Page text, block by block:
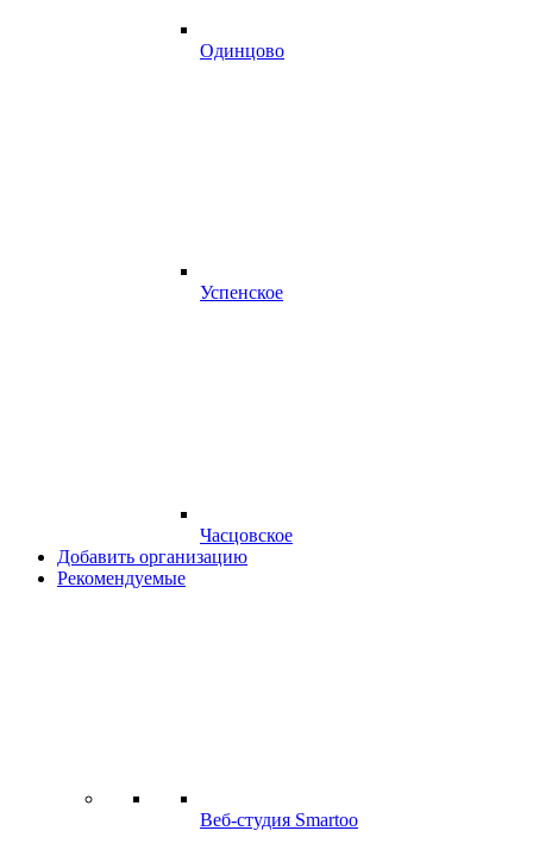
Одинцово
Успенское
Часцовское
Добавить организацию
Рекомендуемые
Веб-студия Smartoo